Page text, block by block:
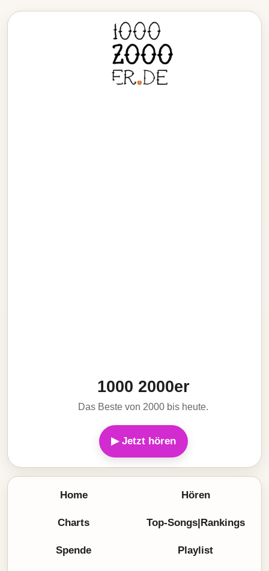
1000 2000er
Das Beste von 2000 bis heute.
▶ Jetzt hören
Home Hören
Charts Top-Songs|Rankings
Spende Playlist